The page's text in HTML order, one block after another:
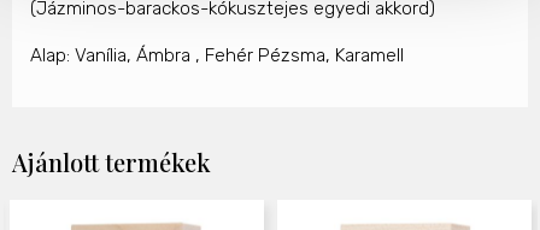
(Jázminos-barackos-kókusztejes egyedi akkord)
Alap: Vanília, Ámbra , Fehér Pézsma, Karamell
Ajánlott termékek